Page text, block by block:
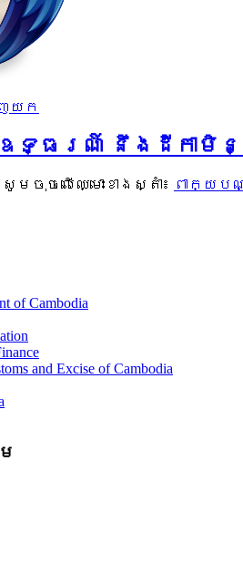
ញយក
ទ្ធរណ៍ នឹងដីកាមិ
ចុចលើឈ្មោះខាងស្តាំ៖
ពាក្យ
of Cambodia
and Excise of Cambodia